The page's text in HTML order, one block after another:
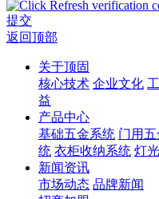
提交
返回顶部
关于顶固
核心技术 企业文化
益
产品中心
基础五金系统 门用
统 衣柜收纳系统 灯
新闻资讯
市场动态 品牌新闻